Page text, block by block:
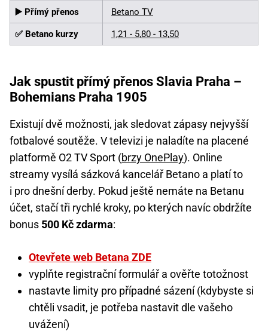
▶️ Přímý přenos Betano TV
✅ Betano kurzy 1,21 - 5,80 - 13,50
Jak spustit přímý přenos Slavia Praha –
Bohemians Praha 1905
Existují dvě možnosti, jak sledovat zápasy nejvyšší
fotbalové soutěže. V televizi je naladíte na placené
platformě O2 TV Sport (brzy OnePlay). Online
streamy vysílá sázková kancelář Betano a platí to
i pro dnešní derby. Pokud ještě nemáte na Betanu
účet, stačí tři rychlé kroky, po kterých navíc obdržíte
bonus 500 Kč zdarma:
Otevřete web Betana ZDE
vyplňte registrační formulář a ověřte totožnost
nastavte limity pro případné sázení (kdybyste si
chtěli vsadit, je potřeba nastavit dle vašeho
uvážení)